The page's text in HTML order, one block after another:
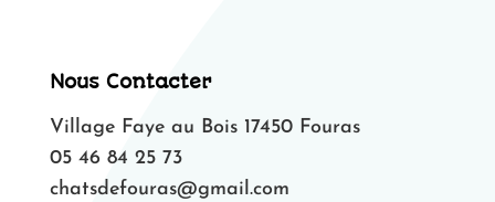
Nous Contacter
Village Faye au Bois 17450 Fouras
05 46 84 25 73
chatsdefouras@gmail.com